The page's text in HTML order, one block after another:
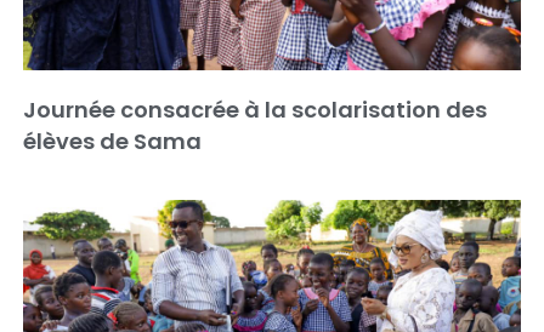
Journée consacrée à la scolarisation des
élèves de Sama